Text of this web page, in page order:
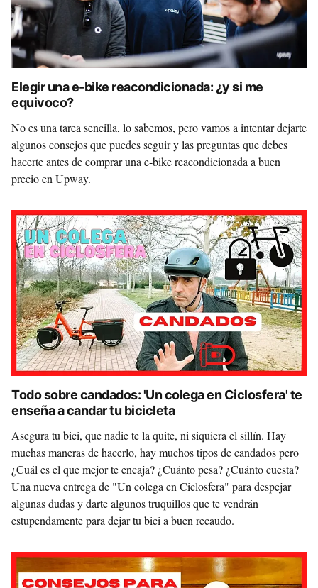
Elegir una e-bike reacondicionada: ¿y si me
equivoco?
No es una tarea sencilla, lo sabemos, pero vamos a intentar dejarte
algunos consejos que puedes seguir y las preguntas que debes
hacerte antes de comprar una e-bike reacondicionada a buen
precio en Upway.
Todo sobre candados: 'Un colega en Ciclosfera' te
enseña a candar tu bicicleta
Asegura tu bici, que nadie te la quite, ni siquiera el sillín. Hay
muchas maneras de hacerlo, hay muchos tipos de candados pero
¿Cuál es el que mejor te encaja? ¿Cuánto pesa? ¿Cuánto cuesta?
Una nueva entrega de "Un colega en Ciclosfera" para despejar
algunas dudas y darte algunos truquillos que te vendrán
estupendamente para dejar tu bici a buen recaudo.